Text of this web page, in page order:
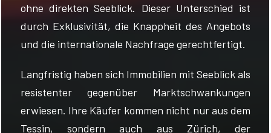
ohne direkten Seeblick. Dieser Unterschied ist
durch Exklusivität, die Knappheit des Angebots
und die internationale Nachfrage gerechtfertigt.
Langfristig haben sich Immobilien mit Seeblick als
resistenter gegenüber Marktschwankungen
erwiesen. Ihre Käufer kommen nicht nur aus dem
Tessin, sondern auch aus Zürich, der